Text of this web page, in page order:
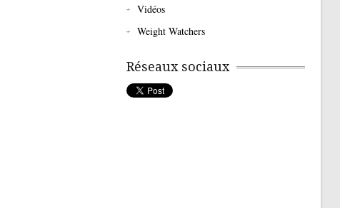
Vidéos
Weight Watchers
Réseaux sociaux